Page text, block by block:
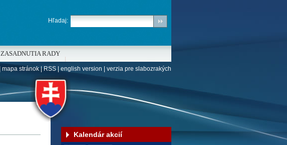
Kalendár akcií
Hľadaj:
ZASADNUTIA RADY
mapa stránok|RSS| english version verzia pre slabozrakých